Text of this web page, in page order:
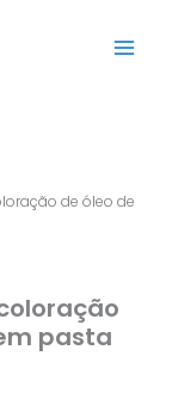
de óleo de
pasta